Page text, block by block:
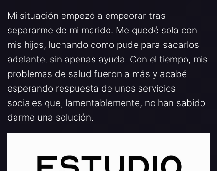
Mi situación empezó a empeorar tras
separarme de mi marido. Me quedé sola con
mis hijos, luchando como pude para sacarlos
adelante, sin apenas ayuda. Con el tiempo, mis
problemas de salud fueron a más y acabé
esperando respuesta de unos servicios
sociales que, lamentablemente, no han sabido
darme una solución.